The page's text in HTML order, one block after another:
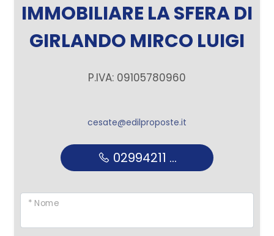
IMMOBILIARE LA SFERA DI
GIRLANDO MIRCO LUIGI
P.IVA: 09105780960
cesate@edilproposte.it
02994211 ...
* Nome